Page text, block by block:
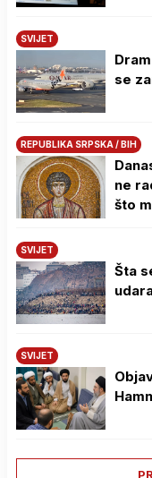
SVIJET
se
REPUBLIKA SRPSKA / BIH
ne
što
SVIJET
Šta
SVIJET